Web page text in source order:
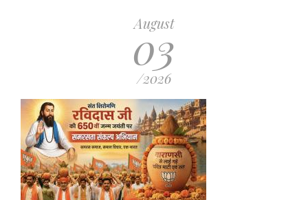
August
03
/2026